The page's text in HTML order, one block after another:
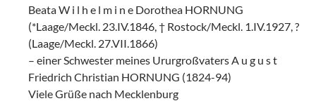
Beata W i l h e l m i n e Dorothea HORNUNG
(*Laage/Meckl. 23.IV.1846, † Rostock/Meckl. 1.IV.1927, ?
(Laage/Meckl. 27.VII.1866)
– einer Schwester meines Ururgroßvaters A u g u s t
Friedrich Christian HORNUNG (1824-94)
Viele Grüße nach Mecklenburg